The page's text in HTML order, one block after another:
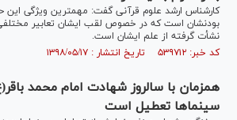
کارشناس ارشد علوم قرآنی گفت: مهمترین ویژگی این
بودنشان است که در خصوص لقب ایشان تعابیر
نشأت گرفته از علم ایشان است.
کد خبر: ۵۳۹۷۱۲ تاریخ انتشار : ۱۳۹۸/۰۵/۱۷
سينماها تعطیل است